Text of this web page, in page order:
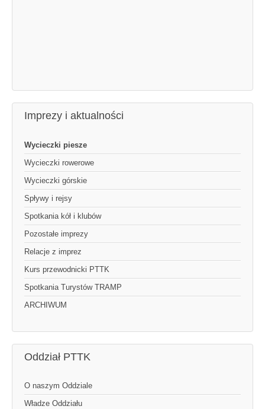
Imprezy i aktualności
Wycieczki piesze
Wycieczki rowerowe
Wycieczki górskie
Spływy i rejsy
Spotkania kół i klubów
Pozostałe imprezy
Relacje z imprez
Kurs przewodnicki PTTK
Spotkania Turystów TRAMP
ARCHIWUM
Oddział PTTK
O naszym Oddziale
Władze Oddziału